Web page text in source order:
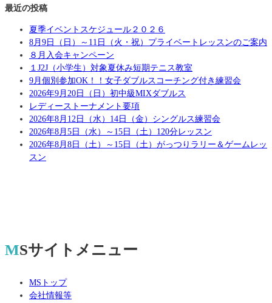
最近の投稿
夏季イベントスケジュール２０２６
8月9日（日）～11日（火・祝）プライベートレッスンのご案内
８月入会キャンペーン
１J2J（小学生）対象夏休み短期テニス教室
9月個別参加OK！！女子ダブルスコーチング付き練習会
2026年9月20日（日）初中級MIXダブルス
レディーストーナメント要項
2026年8月12日（水）14日（金）シングルス練習会
2026年8月5日（水）～15日（土）120分レッスン
2026年8月8日（土）～15日（土）がっつりラリー＆ゲームレッ
スン
MSサイトメニュー
MSトップ
会社情報等